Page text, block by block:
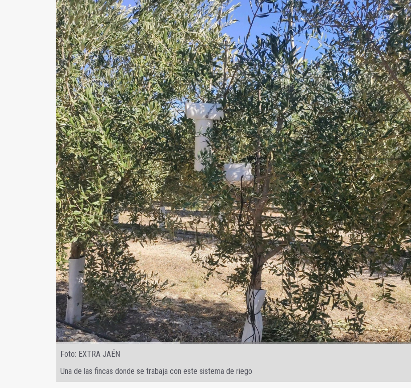
Foto: EXTRA JAÉN
Una de las fincas donde se trabaja con este sistema de riego